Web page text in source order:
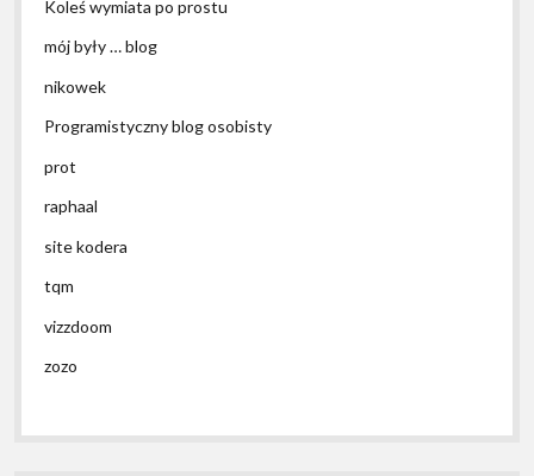
Koleś wymiata po prostu
mój były … blog
nikowek
Programistyczny blog osobisty
prot
raphaal
site kodera
tqm
vizzdoom
zozo